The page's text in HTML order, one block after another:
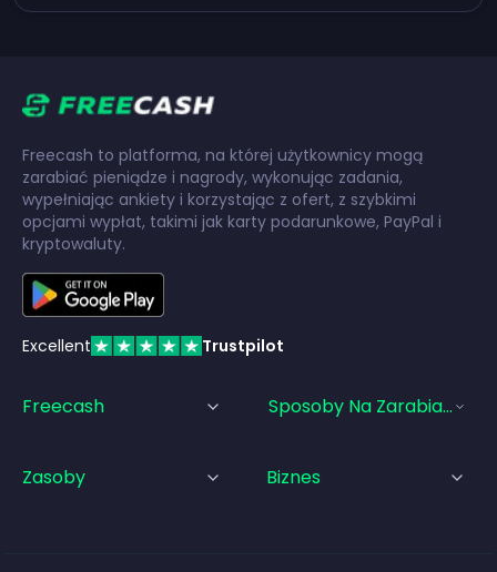
Freecash to platforma, na której użytkownicy mogą
zarabiać pieniądze i nagrody, wykonując zadania,
wypełniając ankiety i korzystając z ofert, z szybkimi
opcjami wypłat, takimi jak karty podarunkowe, PayPal i
kryptowaluty.
Excellent Trustpilot
Freecash Sposoby Na Zarabianie
Zasoby Biznes